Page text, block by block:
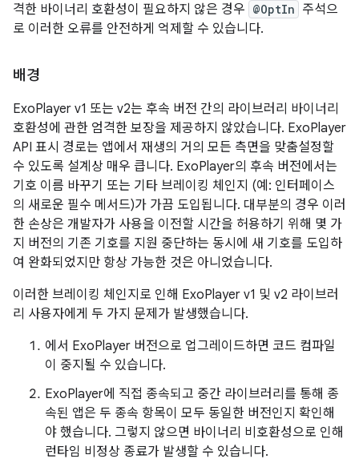
격한 바이너리 호환성이 필요하지 않은 경우 @OptIn 주석으
로 이러한 오류를 안전하게 억제할 수 있습니다.
배경
ExoPlayer v1 또는 v2는 후속 버전 간의 라이브러리 바이너리
호환성에 관한 엄격한 보장을 제공하지 않았습니다. ExoPlayer
API 표시 경로는 앱에서 재생의 거의 모든 측면을 맞춤설정할
수 있도록 설계상 매우 큽니다. ExoPlayer의 후속 버전에서는
기호 이름 바꾸기 또는 기타 브레이킹 체인지 (예: 인터페이스
의 새로운 필수 메서드)가 가끔 도입됩니다. 대부분의 경우 이러
한 손상은 개발자가 사용을 이전할 시간을 허용하기 위해 몇 가
지 버전의 기존 기호를 지원 중단하는 동시에 새 기호를 도입하
여 완화되었지만 항상 가능한 것은 아니었습니다.
이러한 브레이킹 체인지로 인해 ExoPlayer v1 및 v2 라이브러
리 사용자에게 두 가지 문제가 발생했습니다.
에서 ExoPlayer 버전으로 업그레이드하면 코드 컴파일
이 중지될 수 있습니다.
ExoPlayer에 직접 종속되고 중간 라이브러리를 통해 종
속된 앱은 두 종속 항목이 모두 동일한 버전인지 확인해
야 했습니다. 그렇지 않으면 바이너리 비호환성으로 인해
런타임 비정상 종료가 발생할 수 있습니다.